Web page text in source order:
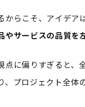
からこそ、アイデア
やサービスの品質を
点に偏りすぎると、
、プロジェクト全体